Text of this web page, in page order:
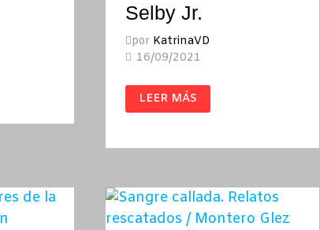
Selby Jr.
por KatrinaVD
16/09/2021
ÚLTIMA
SALIDA
PARA
HUBERT
LEER MÁS